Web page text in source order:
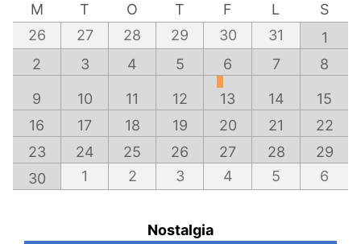
M
T O T F L
S
26
27 28 29 30 31
1
2
3 4 5 6 7 8
9 10 11 12 13 14
15
16
17 18 19 20 21
22
23
24 25 26 27 28
29
30
1 2 3 4 5 6
Nostalgia